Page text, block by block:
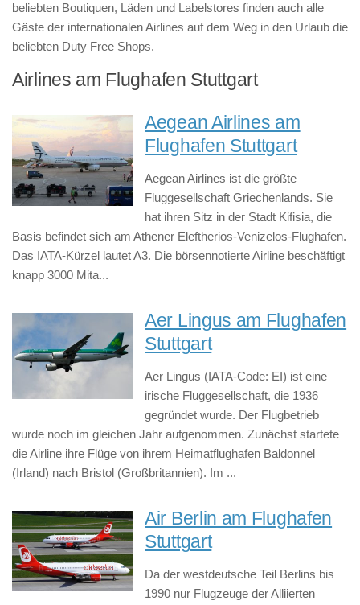
beliebten Boutiquen, Läden und Labelstores finden auch alle
Gäste der internationalen Airlines auf dem Weg in den Urlaub die
beliebten Duty Free Shops.
Airlines am Flughafen Stuttgart
Aegean Airlines am
Flughafen Stuttgart
Aegean Airlines ist die größte
Fluggesellschaft Griechenlands. Sie
hat ihren Sitz in der Stadt Kifisia, die
Basis befindet sich am Athener Eleftherios-Venizelos-Flughafen.
Das IATA-Kürzel lautet A3. Die börsennotierte Airline beschäftigt
knapp 3000 Mita...
Aer Lingus am Flughafen
Stuttgart
Aer Lingus (IATA-Code: EI) ist eine
irische Fluggesellschaft, die 1936
gegründet wurde. Der Flugbetrieb
wurde noch im gleichen Jahr aufgenommen. Zunächst startete
die Airline ihre Flüge von ihrem Heimatflughafen Baldonnel
(Irland) nach Bristol (Großbritannien). Im ...
Air Berlin am Flughafen
Stuttgart
Da der westdeutsche Teil Berlins bis
1990 nur Flugzeuge der Alliierten